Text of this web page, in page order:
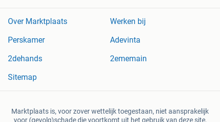
Over Marktplaats
Werken bij
Perskamer
Adevinta
2dehands
2ememain
Sitemap
Marktplaats is, voor zover wettelijk toegestaan, niet aansprakelijk
voor (gevolg)schade die voortkomt uit het gebruik van deze site,